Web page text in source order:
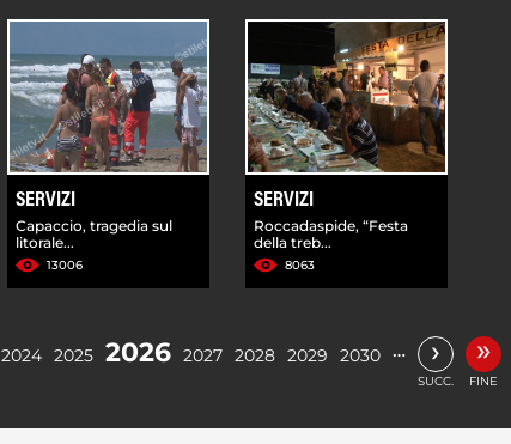
SERVIZI
Capaccio, tragedia sul
litorale...
13006
SERVIZI
Roccadaspide, “Festa
della treb...
8063
2024 2025 2026 2027 2028 2029 2030 … ›
SUCC.
»
FINE